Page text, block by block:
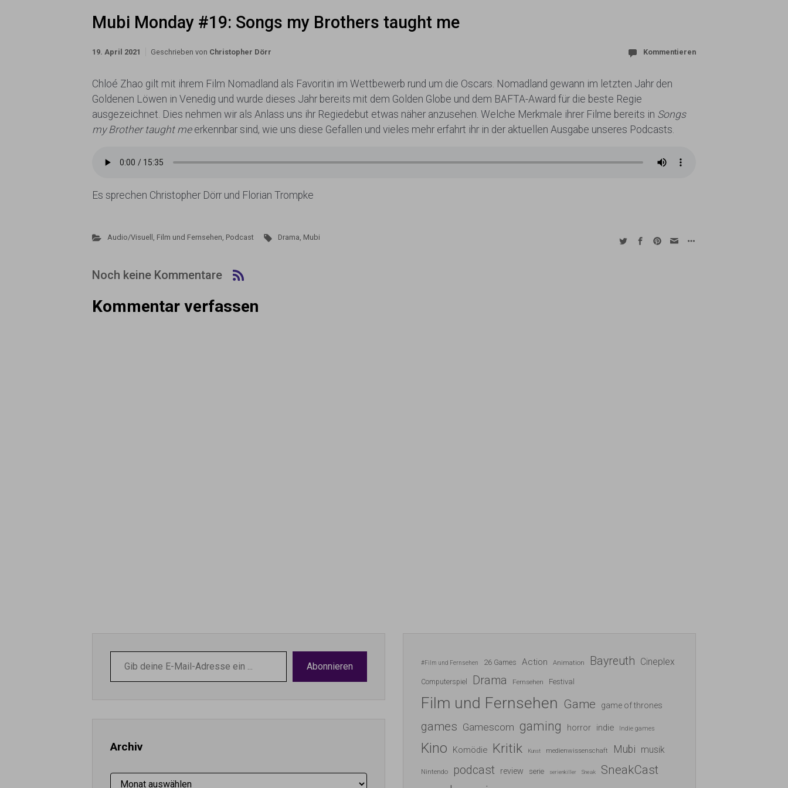
Mubi Monday #19: Songs my Brothers taught me
19. April 2021 Geschrieben von Christopher Dörr Kommentieren
Chloé Zhao gilt mit ihrem Film Nomadland als Favoritin im Wettbewerb rund um die Oscars. Nomadland gewann im letzten Jahr den
Goldenen Löwen in Venedig und wurde dieses Jahr bereits mit dem Golden Globe und dem BAFTA-Award für die beste Regie
ausgezeichnet. Dies nehmen wir als Anlass uns ihr Regiedebut etwas näher anzusehen. Welche Merkmale ihrer Filme bereits in Songs
my Brother taught me erkennbar sind, wie uns diese Gefallen und vieles mehr erfahrt ihr in der aktuellen Ausgabe unseres Podcasts.
Es sprechen Christopher Dörr und Florian Trompke
Audio/Visuell , Film und Fernsehen, Podcast Drama, Mubi
Noch keine Kommentare
Kommentar verfassen
deine
E-
Abonnieren
Archiv
Archiv
#Film und Fernsehen 26 Games Action Animation Bayreuth Cineplex
Computerspiel Drama Fernsehen Festival
Film und Fernsehen Game game of thrones
games Gamescom gaming horror indie Indie games
Kino Komödie Kritik Kunst medienwissenschaft Mubi musik
Nintendo podcast review serie serienkiller Sneak SneakCast